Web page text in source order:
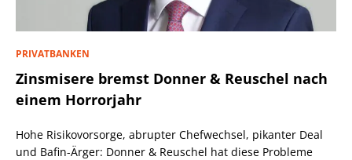
PRIVATBANKEN
Zinsmisere bremst Donner & Reuschel nach
einem Horrorjahr
Hohe Risikovorsorge, abrupter Chefwechsel, pikanter Deal
und Bafin-Ärger: Donner & Reuschel hat diese Probleme